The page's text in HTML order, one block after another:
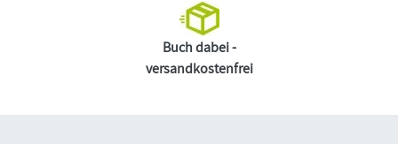
Buch dabei -
versandkostenfrei